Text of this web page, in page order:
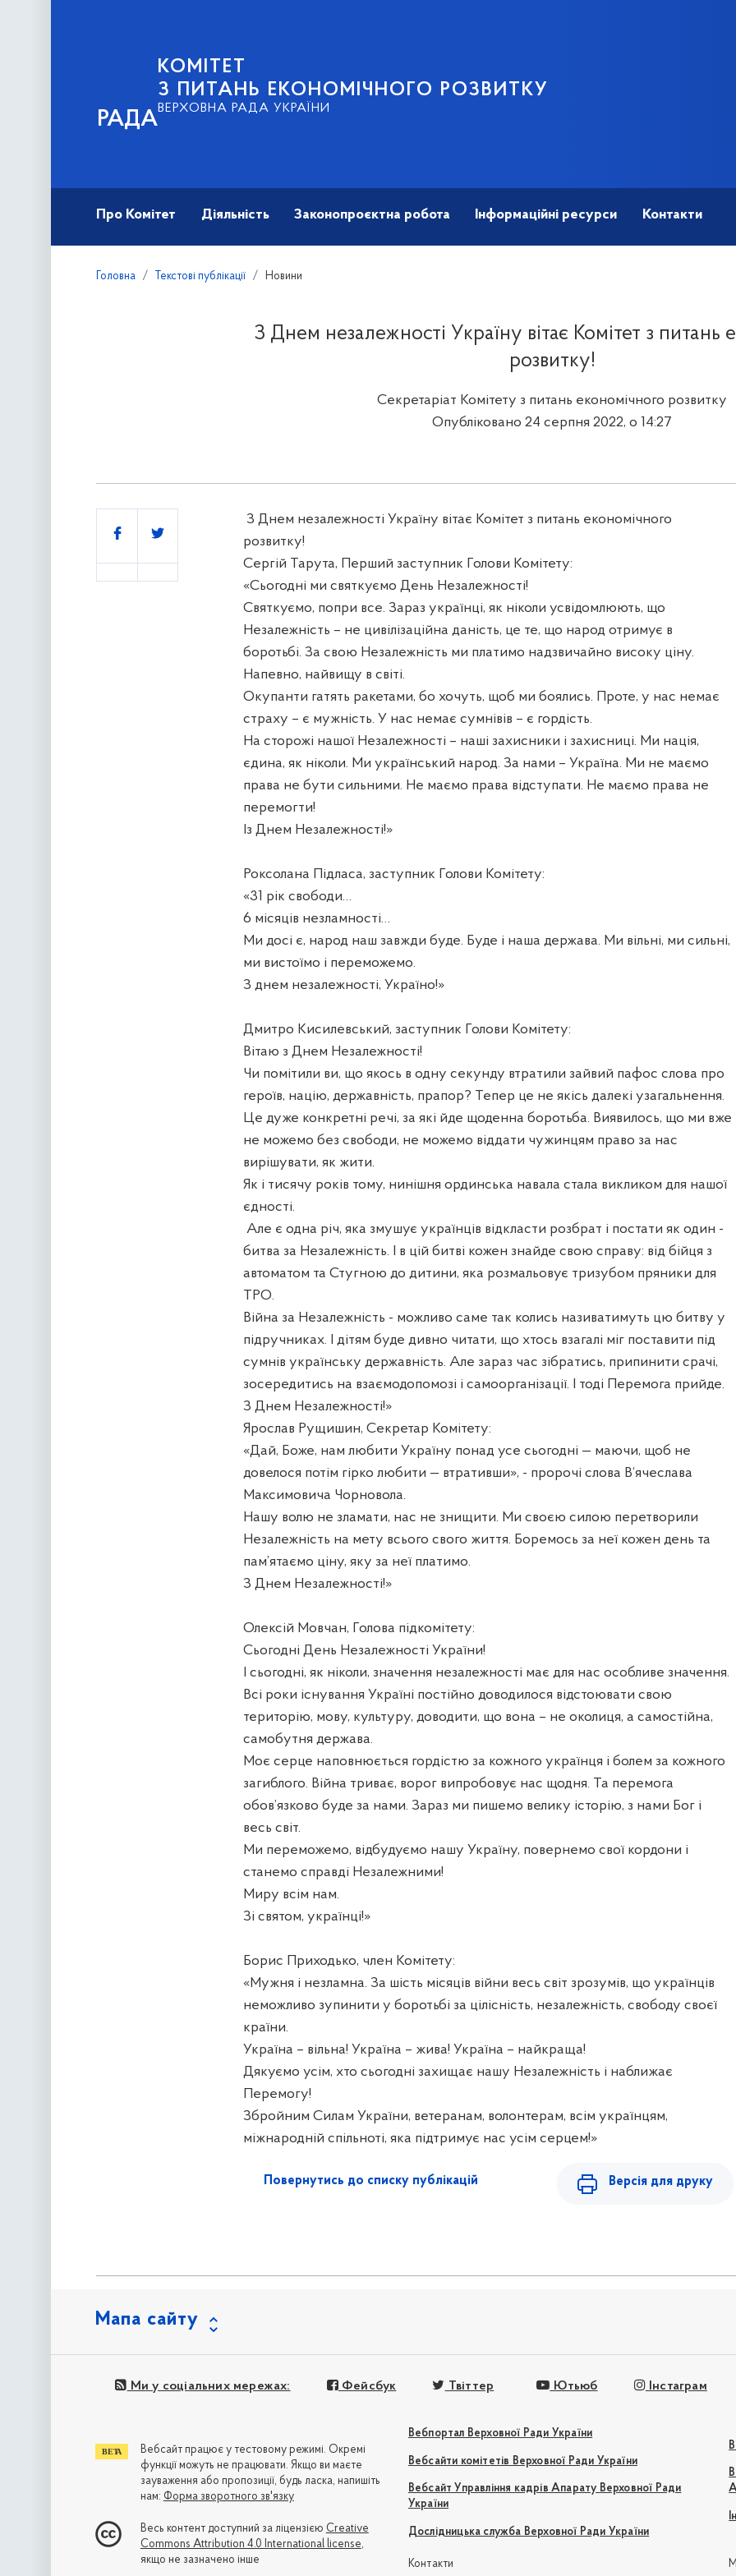
РАДА
КОМІТЕТ
З ПИТАНЬ ЕКОНОМІЧНОГО РОЗВИТКУ
ВЕРХОВНА РАДА УКРАЇНИ
Про Комітет Діяльність Законопроєктна робота Інформаційні ресурси Контакти
Головна Текстові публікації Новини
З Днем незалежності Україну вітає Комітет з питань
розвитку!
Секретаріат Комітету з питань економічного розвитку
Опубліковано 24 серпня 2022, о 14:27
З Днем незалежності Україну вітає Комітет з питань економічного
розвитку!
Сергій Тарута, Перший заступник Голови Комітету:
«Сьогодні ми святкуємо День Незалежності!
Святкуємо, попри все. Зараз українці, як ніколи усвідомлюють, що
Незалежність – не цивілізаційна даність, це те, що народ отримує в
боротьбі. За свою Незалежність ми платимо надзвичайно високу ціну.
Напевно, найвищу в світі.
Окупанти гатять ракетами, бо хочуть, щоб ми боялись. Проте, у нас немає
страху – є мужність. У нас немає сумнівів – є гордість.
На сторожі нашої Незалежності – наші захисники і захисниці. Ми нація,
єдина, як ніколи. Ми український народ. За нами – Україна. Ми не маємо
права не бути сильними. Не маємо права відступати. Не маємо права не
перемогти!
Із Днем Незалежності!»
Роксолана Підласа, заступник Голови Комітету:
«31 рік свободи…
6 місяців незламності…
Ми досі є, народ наш завжди буде. Буде і наша держава. Ми вільні, ми сильні,
ми вистоїмо і переможемо.
З днем незалежності, Україно!»
Дмитро Кисилевський, заступник Голови Комітету:
Вітаю з Днем Незалежності!
Чи помітили ви, що якось в одну секунду втратили зайвий пафос слова про
героїв, націю, державність, прапор? Тепер це не якісь далекі узагальнення.
Це дуже конкретні речі, за які йде щоденна боротьба. Виявилось, що ми вже
не можемо без свободи, не можемо віддати чужинцям право за нас
вирішувати, як жити.
Як і тисячу років тому, нинішня ординська навала стала викликом для нашої
єдності.
Але є одна річ, яка змушує українців відкласти розбрат і постати як один -
битва за Незалежність. І в цій битві кожен знайде свою справу: від бійця з
автоматом та Стугною до дитини, яка розмальовує тризубом пряники для
ТРО.
Війна за Незалежність - можливо саме так колись називатимуть цю битву у
підручниках. І дітям буде дивно читати, що хтось взагалі міг поставити під
сумнів українську державність. Але зараз час зібратись, припинити срачі,
зосередитись на взаємодопомозі і самоорганізації. І тоді Перемога прийде.
З Днем Незалежності!»
Ярослав Рущишин, Секретар Комітету:
«Дай, Боже, нам любити Україну понад усе сьогодні — маючи, щоб не
довелося потім гірко любити — втративши», - пророчі слова В‘ячеслава
Максимовича Чорновола.
Нашу волю не зламати, нас не знищити. Ми своєю силою перетворили
Незалежність на мету всього свого життя. Боремось за неї кожен день та
пам’ятаємо ціну, яку за неї платимо.
З Днем Незалежності!»
Олексій Мовчан, Голова підкомітету:
Сьогодні День Незалежності України!
І сьогодні, як ніколи, значення незалежності має для нас особливе значення.
Всі роки існування Україні постійно доводилося відстоювати свою
територію, мову, культуру, доводити, що вона – не околиця, а самостійна,
самобутня держава.
Моє серце наповнюється гордістю за кожного українця і болем за кожного
загиблого. Війна триває, ворог випробовує нас щодня. Та перемога
обов’язково буде за нами. Зараз ми пишемо велику історію, з нами Бог і
весь світ.
Ми переможемо, відбудуємо нашу Україну, повернемо свої кордони і
станемо справді Незалежними!
Миру всім нам.
Зі святом, українці!»
Борис Приходько, член Комітету:
«Мужня і незламна. За шість місяців війни весь світ зрозумів, що українців
неможливо зупинити у боротьбі за цілісність, незалежність, свободу своєї
країни.
Україна – вільна! Україна – жива! Україна – найкраща!
Дякуємо усім, хто сьогодні захищає нашу Незалежність і наближає
Перемогу!
Збройним Силам України, ветеранам, волонтерам, всім українцям,
міжнародній спільноті, яка підтримує нас усім серцем!»
Поділитись
Повернутись до списку публікацій Версія для друку
Мапа сайту
Ми у соціальних мережах: Фейсбук Твіттер Ютьюб Інстаграм
Вебпортал Верховної Ради України
Вебсайти комітетів Верховної Ради України
Вебсайт Управління кадрів Апарату Верховної Ради
України
Дослідницька служба Верховної Ради України
Контакти
Вебсайт працює у тестовому режимі. Окремі
функції можуть не працювати. Якщо ви маєте
зауваження або пропозиції, будь ласка, напишіть
нам: Форма зворотного зв'язку
Весь контент доступний за ліцензією Creative
Commons Attribution 4.0 International license,
якщо не зазначено інше